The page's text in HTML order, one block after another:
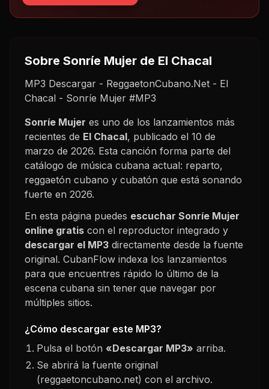
Sobre Sonríe Mujer de El Chacal
MP3 Descargar - ReggaetonCubano.Net - El
Chacal - Sonríe Mujer #MP3
Sonríe Mujer es uno de los lanzamientos más
recientes de El Chacal, publicado el 10 de
marzo de 2026. Esta canción forma parte del
catálogo de música cubana actual: reparto,
reggaetón cubano y cubatón que está sonando
fuerte en 2026.
En esta página puedes escuchar Sonríe Mujer
online gratis con el reproductor integrado y
descargar el MP3 directamente desde la fuente
original. CubanFlow indexa los lanzamientos
para que encuentres rápido lo último de la
escena cubana sin tener que navegar por
múltiples sitios.
¿Cómo descargar este MP3?
Pulsa el botón «Descargar MP3» arriba.
Se abrirá la fuente original
(reggaetoncubano.net) con el archivo.